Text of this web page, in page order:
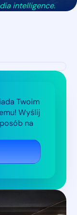
intelligence.
Twoim
Wyślij
na